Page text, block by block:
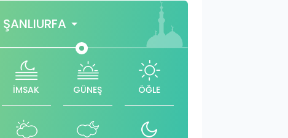
ŞANLIURFA
İMSAK GÜNEŞ ÖĞLE